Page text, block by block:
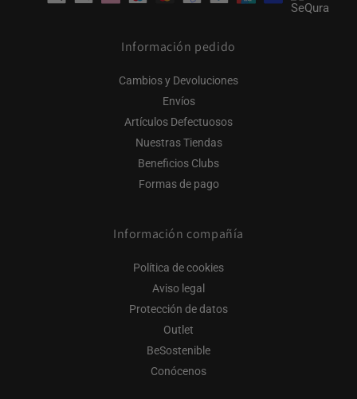
Información pedido
Cambios y Devoluciones
Envíos
Artículos Defectuosos
Nuestras Tiendas
Beneficios Clubs
Formas de pago
Información compañía
Política de cookies
Aviso legal
Protección de datos
Outlet
BeSostenible
Conócenos